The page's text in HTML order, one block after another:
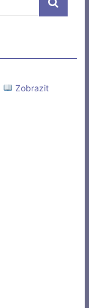
Zobrazit